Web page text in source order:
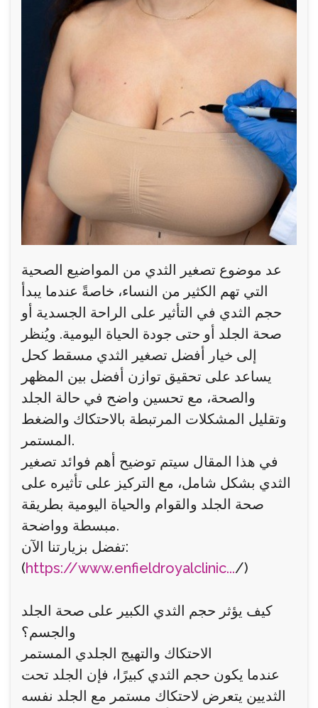
عد موضوع تصغير الثدي من المواضيع الصحية
التي تهم الكثير من النساء، خاصةً عندما يبدأ
حجم الثدي في التأثير على الراحة الجسدية أو
صحة الجلد أو حتى جودة الحياة اليومية. ويُنظر
إلى خيار أفضل تصغير الثدي مسقط كحل
يساعد على تحقيق توازن أفضل بين المظهر
والصحة، مع تحسين واضح في حالة الجلد
وتقليل المشكلات المرتبطة بالاحتكاك والضغط
المستمر.
في هذا المقال سيتم توضيح أهم فوائد تصغير
الثدي بشكل شامل، مع التركيز على تأثيره على
صحة الجلد والقوام والحياة اليومية بطريقة
مبسطة وواضحة.
تفضل بزيارتنا الآن:
(https://www.enfieldroyalclinic.../)
كيف يؤثر حجم الثدي الكبير على صحة الجلد
والجسم؟
الاحتكاك والتهيج الجلدي المستمر
عندما يكون حجم الثدي كبيرًا، فإن الجلد تحت
الثديين يتعرض لاحتكاك مستمر مع الجلد نفسه